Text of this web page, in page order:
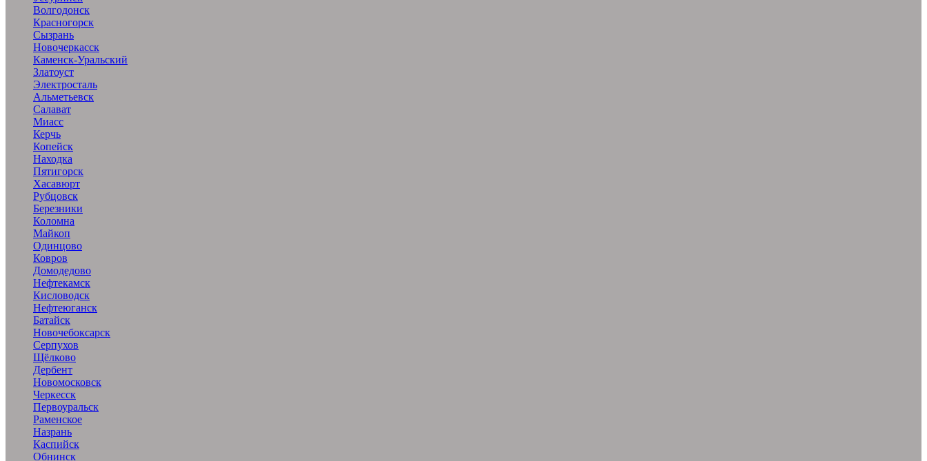
Волгодонск
Красногорск
Сызрань
Новочеркасск
Каменск-Уральский
Златоуст
Электросталь
Альметьевск
Салават
Миасс
Керчь
Копейск
Находка
Пятигорск
Хасавюрт
Рубцовск
Березники
Коломна
Майкоп
Одинцово
Ковров
Домодедово
Нефтекамск
Кисловодск
Нефтеюганск
Батайск
Новочебоксарск
Серпухов
Щёлково
Дербент
Новомосковск
Черкесск
Первоуральск
Раменское
Назрань
Каспийск
Обнинск